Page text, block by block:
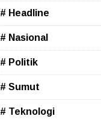
# Headline
# Nasional
# Politik
# Sumut
# Teknologi